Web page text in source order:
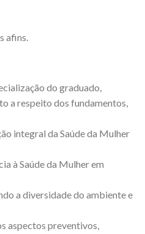
afins.
do graduado,
a respeito dos fundamentos,
integral da Saúde da Mulher
à Saúde da Mulher em
a diversidade do ambiente e
aspectos preventivos,